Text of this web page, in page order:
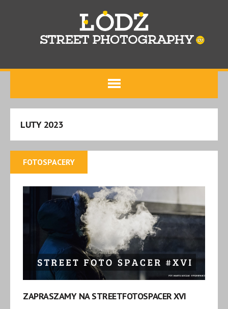
LUTY 2023
FOTOSPACERY
ZAPRASZAMY NA STREETFOTOSPACER XVI